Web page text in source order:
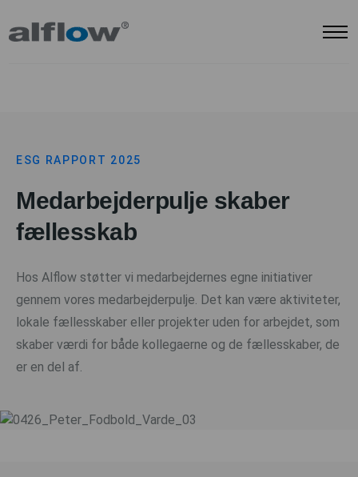
ESG RAPPORT 2025
Medarbejderpulje skaber
fællesskab
Hos Alflow støtter vi medarbejdernes egne initiativer
gennem vores medarbejderpulje. Det kan være aktiviteter,
lokale fællesskaber eller projekter uden for arbejdet, som
skaber værdi for både kollegaerne og de fællesskaber, de
er en del af.